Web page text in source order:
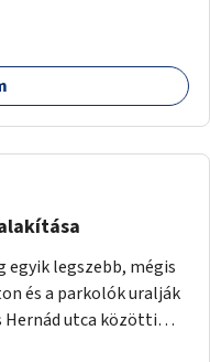
egyik legszebb, mégis
és a parkolók uralják
Hernád utca közötti